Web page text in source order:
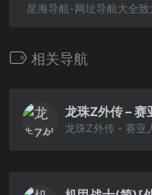
星海导航-网址导航大全致
相关导航